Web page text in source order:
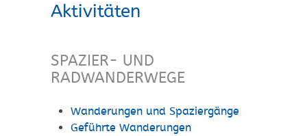
Aktivitäten
SPAZIER- UND
RADWANDERWEGE
Wanderungen und Spaziergänge
Geführte Wanderungen